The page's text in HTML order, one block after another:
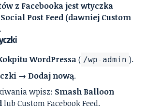
z Facebooka jest wtyczka
Post Feed (dawniej Custom
WordPressa( /wp-admin ).
→ Dodaj nową.
wpisz: Smash Balloon
lub Custom Facebook Feed.